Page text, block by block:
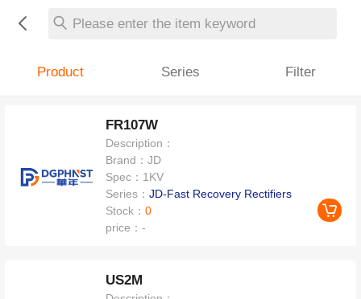
Please enter the item keyword
Product Series Filter
FR107W
Description：
Brand：JD
Spec： 1KV
Series：JD-Fast Recovery Rectifiers
Stock：0
price：-
US2M